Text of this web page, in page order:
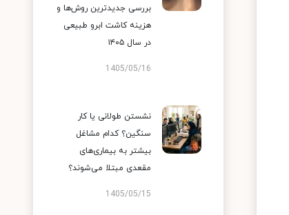
بررسی جدیدترین روش‌ها و
هزینه کاشت ابرو طبیعی
در سال ۱۴۰۵
1405/05/16
نشستن طولانی یا کار
سنگین؟ کدام مشاغل
بیشتر به بیماری‌های
مقعدی مبتلا می‌شوند؟
1405/05/15